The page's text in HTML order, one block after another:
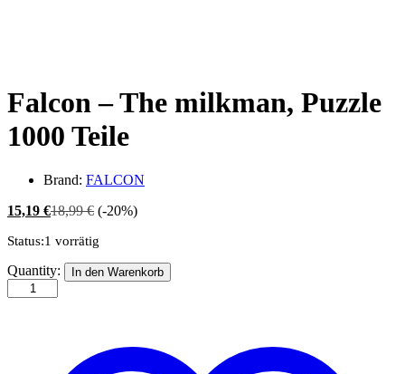
Falcon – The milkman, Puzzle
1000 Teile
Brand: FALCON
15,19 €18,99€ (-20%)
Status:1 vorrätig
Falcon
The
Quantity: In den Warenkorb